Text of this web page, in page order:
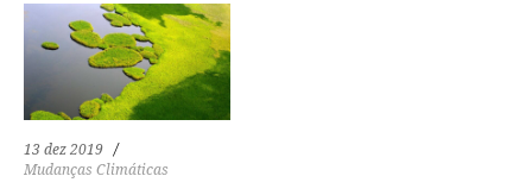
13 dez 2019
Mudanças Climáticas